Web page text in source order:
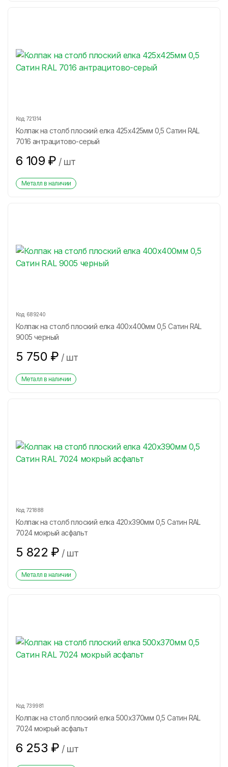
Код: 721314
Колпак на столб плоский елка 425х425мм 0,5 Сатин RAL
7016 антрацитово-серый
6 109 ₽ / шт
Металл в наличии
Код: 689240
Колпак на столб плоский елка 400х400мм 0,5 Сатин RAL
9005 черный
5 750 ₽ / шт
Металл в наличии
Код: 721888
Колпак на столб плоский елка 420х390мм 0,5 Сатин RAL
7024 мокрый асфальт
5 822 ₽ / шт
Металл в наличии
Код: 739981
Колпак на столб плоский елка 500х370мм 0,5 Сатин RAL
7024 мокрый асфальт
6 253 ₽ / шт